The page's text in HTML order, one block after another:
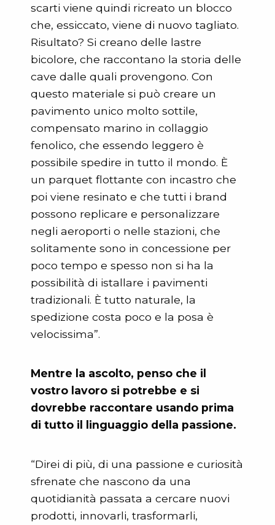
scarti viene quindi ricreato un blocco
che, essiccato, viene di nuovo tagliato.
Risultato? Si creano delle lastre
bicolore, che raccontano la storia delle
cave dalle quali provengono. Con
questo materiale si può creare un
pavimento unico molto sottile,
compensato marino in collaggio
fenolico, che essendo leggero è
possibile spedire in tutto il mondo. È
un parquet flottante con incastro che
poi viene resinato e che tutti i brand
possono replicare e personalizzare
negli aeroporti o nelle stazioni, che
solitamente sono in concessione per
poco tempo e spesso non si ha la
possibilità di istallare i pavimenti
tradizionali. È tutto naturale, la
spedizione costa poco e la posa è
velocissima”.
Mentre la ascolto, penso che il
vostro lavoro si potrebbe e si
dovrebbe raccontare usando prima
di tutto il linguaggio della passione.
“Direi di più, di una passione e curiosità
sfrenate che nascono da una
quotidianità passata a cercare nuovi
prodotti, innovarli, trasformarli,